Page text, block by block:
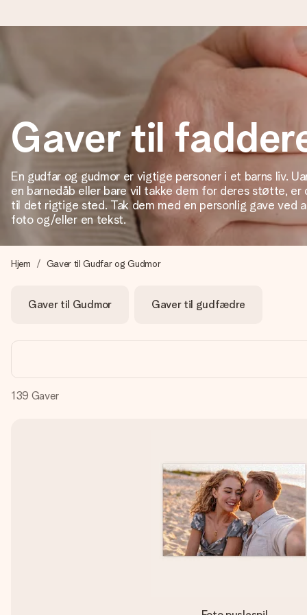
Bestil i dag, sendes inden for 1 hverdag
Vi laver din gave med omhu og sender den lynhurtigt – så du
4,7 (baseret på +15.000 anmeldelser)
Vores gaver inspirerer. Kunderne giver os 4,7 på Google
Gratis kort med hilsen
Lav noget særligt i blot få trin – med hendes navn, et billede
Gaver til
En gudfar og gudmor er vigtige personer i et barns liv.
en barnedåb eller bare vil takke dem for deres støtte, er
til det rigtige sted. Tak dem med en personlig gave ved
foto og/eller en tekst.
Hjem Gaver til Gudfar og Gudmor
Gaver til Gudmor Gaver til gudfædre
139 Gaver